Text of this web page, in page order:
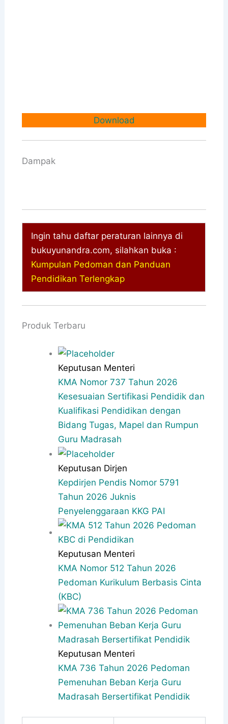
Download
Dampak
Ingin tahu daftar peraturan lainnya di
bukuyunandra.com, silahkan buka :
Kumpulan Pedoman dan Panduan
Pendidikan Terlengkap
Produk Terbaru
Keputusan Menteri
KMA Nomor 737 Tahun 2026
Kesesuaian Sertifikasi Pendidik dan
Kualifikasi Pendidikan dengan
Bidang Tugas, Mapel dan Rumpun
Guru Madrasah
Keputusan Dirjen
Kepdirjen Pendis Nomor 5791
Tahun 2026 Juknis
Penyelenggaraan KKG PAI
Keputusan Menteri
KMA Nomor 512 Tahun 2026
Pedoman Kurikulum Berbasis Cinta
(KBC)
Keputusan Menteri
KMA 736 Tahun 2026 Pedoman
Pemenuhan Beban Kerja Guru
Madrasah Bersertifikat Pendidik